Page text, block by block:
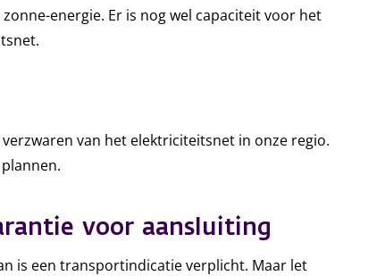
energie. Er is nog wel capaciteit voor het
van het elektriciteitsnet in onze regio.
voor aansluiting
link)
is een transportindicatie verplicht. Maar let